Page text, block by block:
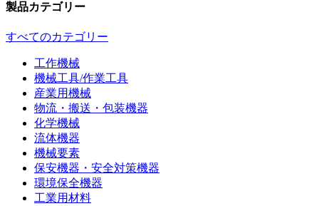
製品カテゴリー
すべてのカテゴリー
工作機械
機械工具/作業工具
産業用機械
物流・搬送・包装機器
化学機械
流体機器
機械要素
保安機器・安全対策機器
環境保全機器
工業用材料